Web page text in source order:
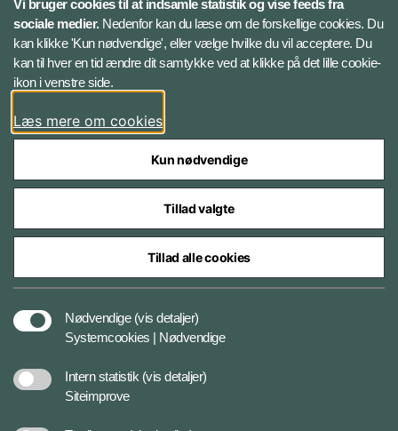
Twitter
Bluesky
Styrelser og myndigheder under Forsvarsministeriet
Vi bruger cookies til at indsamle statistik og vise feeds fra
sociale medier.Nedenfor kan du læse om de forskellige cookies. Du
kan klikke 'Kun nødvendige', eller vælge hvilke du vil acceptere. Du
kan til hver en tid ændre dit samtykke ved at klikke på det lille cookie-
ikon i venstre side.
Læs mere om cookies
Kun nødvendige
Tillad valgte
Tillad alle cookies
Nødvendige (vis detaljer)
Systemcookies | Nødvendige
Intern statistik (vis detaljer)
Siteimprove